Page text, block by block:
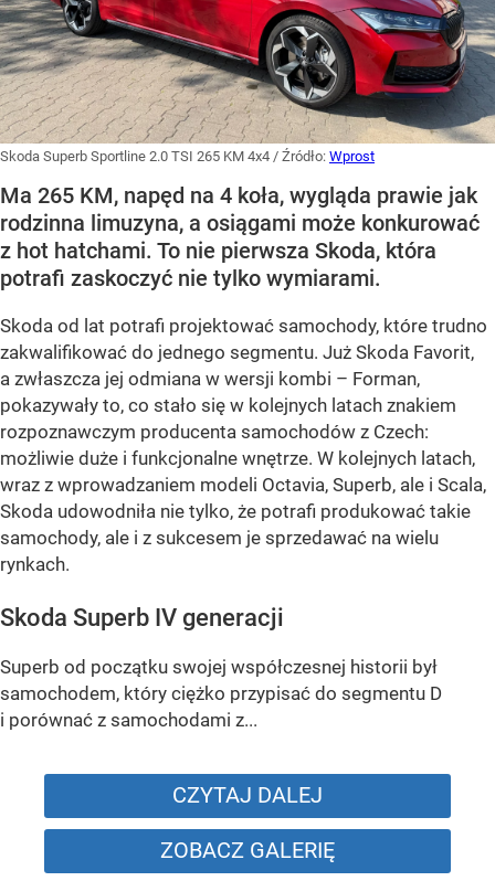
Skoda Superb Sportline 2.0 TSI 265 KM 4x4 / Źródło: Wprost
Ma 265 KM, napęd na 4 koła, wygląda prawie jak
rodzinna limuzyna, a osiągami może konkurować
z hot hatchami. To nie pierwsza Skoda, która
potrafi zaskoczyć nie tylko wymiarami.
Skoda od lat potrafi projektować samochody, które trudno
zakwalifikować do jednego segmentu. Już Skoda Favorit,
a zwłaszcza jej odmiana w wersji kombi – Forman,
pokazywały to, co stało się w kolejnych latach znakiem
rozpoznawczym producenta samochodów z Czech:
możliwie duże i funkcjonalne wnętrze. W kolejnych latach,
wraz z wprowadzaniem modeli Octavia, Superb, ale i Scala,
Skoda udowodniła nie tylko, że potrafi produkować takie
samochody, ale i z sukcesem je sprzedawać na wielu
rynkach.
Skoda Superb IV generacji
Superb od początku swojej współczesnej historii był
samochodem, który ciężko przypisać do segmentu D
i porównać z samochodami z...
CZYTAJ DALEJ
ZOBACZ GALERIĘ